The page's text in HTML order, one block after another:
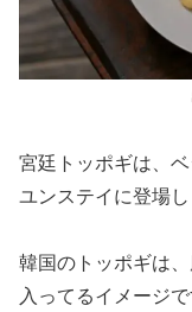
宮廷トッポギは、
ユンステイに登場し
韓国のトッポギは
入ってるイメージ